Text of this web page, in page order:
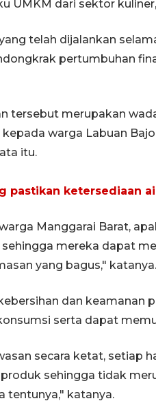
UMKM dari sektor
telah dijalankan
pertumbuhan
tersebut merupakan
warga Labuan
itu.
pastikan ketersediaan
Manggarai Barat,
mereka dapat
yang bagus,"
dan keamanan
serta dapat
secara ketat, setiap
sehingga tidak
tentunya," katanya.